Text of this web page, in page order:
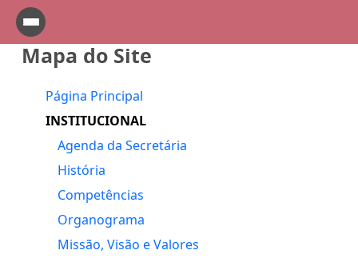
Mapa do Site
Página Principal
INSTITUCIONAL
Agenda da Secretária
História
Competências
Organograma
Missão, Visão e Valores